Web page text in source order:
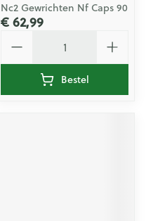
Nc2 Gewrichten Nf Caps 90
€ 62,99
Bestel